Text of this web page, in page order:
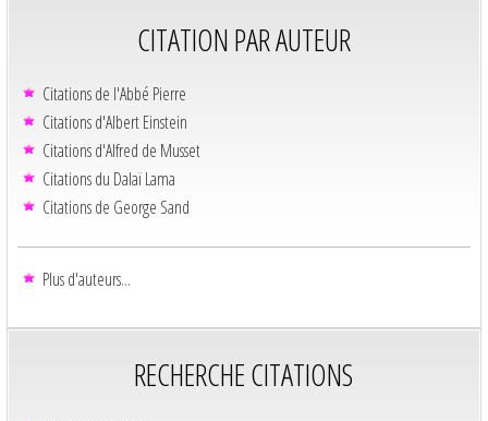
CITATION PAR AUTEUR
Citations de l'Abbé Pierre
Citations d'Albert Einstein
Citations d'Alfred de Musset
Citations du Dalaï Lama
Citations de George Sand
Plus d'auteurs...
RECHERCHE CITATIONS